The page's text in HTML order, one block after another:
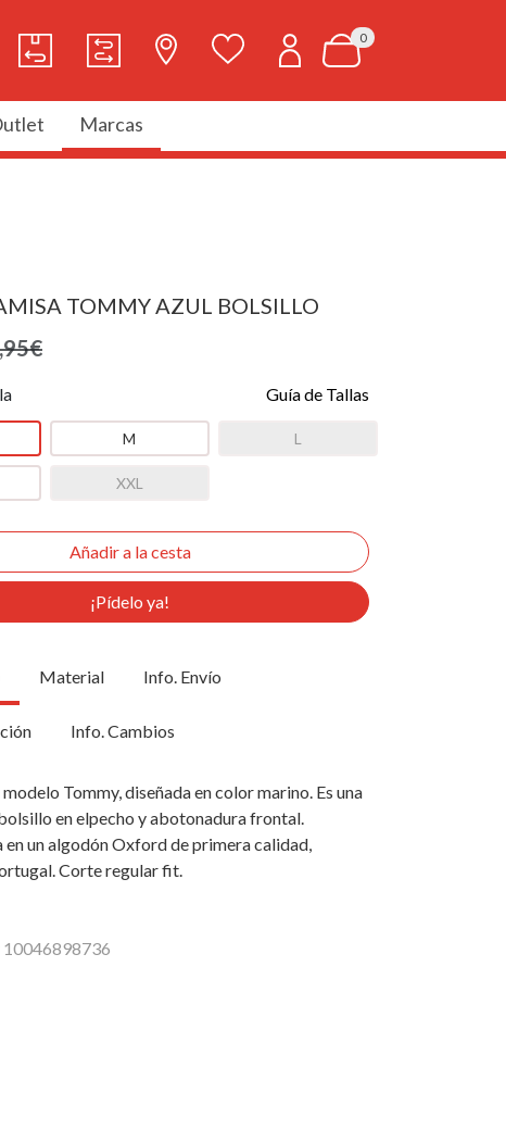
0
Marcas
TOMMY AZUL BOLSILLO
Guía de Tallas
M L
XXL
¡Pídelo ya!
Material Info. Envío
Info. Cambios
Tommy, diseñada en color marino. Es una
en elpecho y abotonadura frontal.
un algodón Oxford de primera calidad,
Corte regular fit.
10046898736